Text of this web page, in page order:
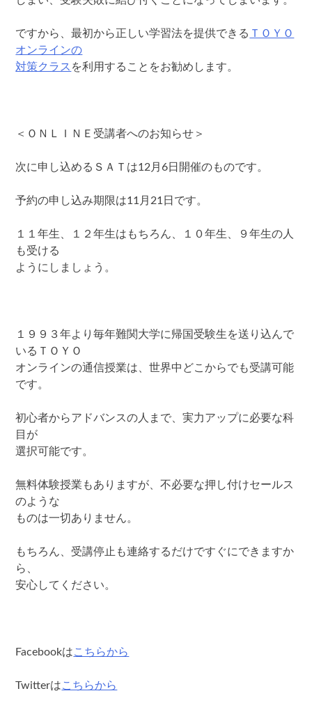
ですから、最初から正しい学習法を提供できる ＴＯＹＯ
オンラインの
対策クラス を利用することをお勧めします。
＜ＯＮＬＩＮＥ受講者へのお知らせ＞
次に申し込めるＳＡＴは12月6日開催のものです。
予約の申し込み期限は11月21日です。
１１年生、１２年生はもちろん、１０年生、９年生の人
も受ける
ようにしましょう。
１９９３年より毎年難関大学に帰国受験生を送り込んで
いるＴＯＹＯ
オンラインの通信授業は、世界中どこからでも受講可能
です。
初心者からアドバンスの人まで、実力アップに必要な科
目が
選択可能です。
無料体験授業もありますが、不必要な押し付けセールス
のような
ものは一切ありません。
もちろん、受講停止も連絡するだけですぐにできますか
ら、
安心してください。
Facebookはこちらから
Twitterはこちらから